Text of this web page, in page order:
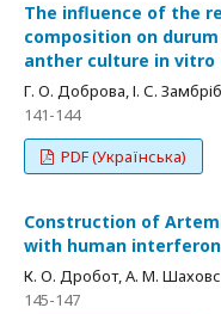
The influence of the
composition on
anther culture in vitro
Г. О. Доброва, І. С.
141-144
PDF (Українська)
Construction of
with human interferon
К. О. Дробот, А. М.
145-147